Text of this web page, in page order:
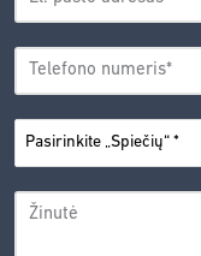
ADRESAS*
TELEFONO
NUMERIS*
PASIRINKITE
„SPIEČIŲ“*
ŽINUTĖ